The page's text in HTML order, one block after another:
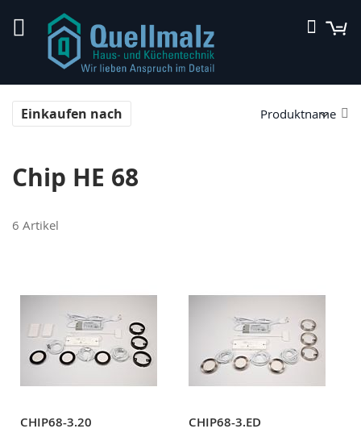
zum
Inhalt
Suche
Chip HE 68
6 Artikel
CHIP68-3.20 CHIP68-3.ED
Einkaufen nach